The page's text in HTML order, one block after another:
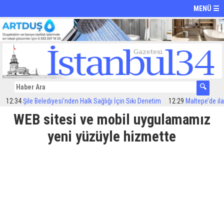
MENÜ ☰
Şile Belediyesi’nden Halk Sağlığı İçin Sıkı Denetim 12:29 Maltepe’de
WEB sitesi ve mobil uygulamamız
yeni yüzüyle hizmette